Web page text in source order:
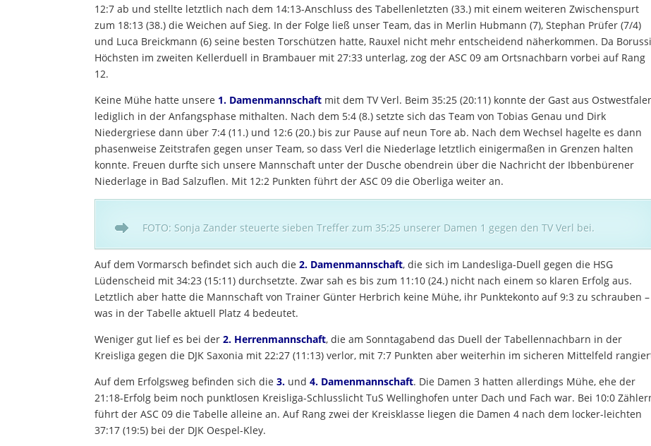
12:7 ab und stellte letztlich nach dem 14:13-Anschluss des Tabellenletzten (33.) mit einem weiteren Zwischenspurt
zum 18:13 (38.) die Weichen auf Sieg. In der Folge ließ unser Team, das in Merlin Hubmann (7), Stephan Prüfer (7/4)
und Luca Breickmann (6) seine besten Torschützen hatte, Rauxel nicht mehr entscheidend näherkommen. Da
Höchsten im zweiten Kellerduell in Brambauer mit 27:33 unterlag, zog der ASC 09 am Ortsnachbarn vorbei auf Rang
12.
Keine Mühe hatte unsere 1. Damenmannschaft mit dem TV Verl. Beim 35:25 (20:11) konnte der Gast aus
lediglich in der Anfangsphase mithalten. Nach dem 5:4 (8.) setzte sich das Team von Tobias Genau und Dirk
Niedergriese dann über 7:4 (11.) und 12:6 (20.) bis zur Pause auf neun Tore ab. Nach dem Wechsel hagelte es dann
phasenweise Zeitstrafen gegen unser Team, so dass Verl die Niederlage letztlich einigermaßen in Grenzen halten
konnte. Freuen durfte sich unsere Mannschaft unter der Dusche obendrein über die Nachricht der Ibbenbürener
Niederlage in Bad Salzuflen. Mit 12:2 Punkten führt der ASC 09 die Oberliga weiter an.
FOTO: Sonja Zander steuerte sieben Treffer zum 35:25 unserer Damen 1 gegen den TV Verl bei.
Auf dem Vormarsch befindet sich auch die2. Damenmannschaft, die sich im Landesliga-Duell gegen die HSG
Lüdenscheid mit 34:23 (15:11) durchsetzte. Zwar sah es bis zum 11:10 (24.) nicht nach einem so klaren Erfolg aus.
Letztlich aber hatte die Mannschaft von Trainer Günter Herbrich keine Mühe, ihr Punktekonto auf 9:3 zu schrauben –
was in der Tabelle aktuell Platz 4 bedeutet.
Weniger gut lief es bei der2. Herrenmannschaft, die am Sonntagabend das Duell der Tabellennachbarn in der
Kreisliga gegen die DJK Saxonia mit 22:27 (11:13) verlor, mit 7:7 Punkten aber weiterhin im sicheren Mittelfeld
Auf dem Erfolgsweg befinden sich die3. und 4. Damenmannschaft. Die Damen 3 hatten allerdings Mühe, ehe der
21:18-Erfolg beim noch punktlosen Kreisliga-Schlusslicht TuS Wellinghofen unter Dach und Fach war. Bei 10:0
führt der ASC 09 die Tabelle alleine an. Auf Rang zwei der Kreisklasse liegen die Damen 4 nach dem locker-leichten
37:17 (19:5) bei der DJK Oespel-Kley.